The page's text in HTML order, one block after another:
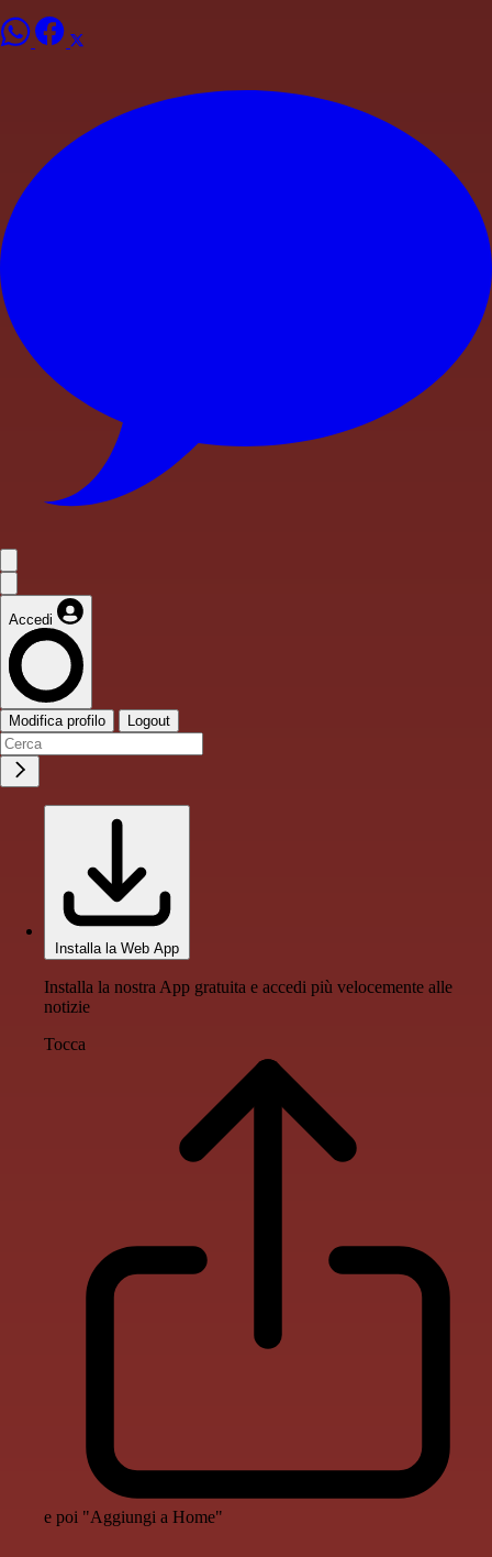
Accedi
Modifica profilo Logout
Installa la Web App
Installa la nostra App gratuita e accedi più velocemente alle
notizie
Tocca
e poi "Aggiungi a Home"